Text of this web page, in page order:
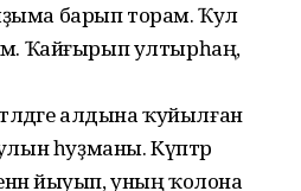
барып торам. Ҡул
Ҡайғырып ултырһаң,
алдына ҡуйылған
һуҙманы. Күптәр
йыуып, уның ҡолона